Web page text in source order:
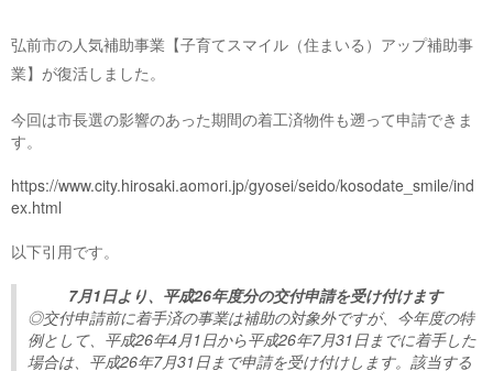
弘前市の人気補助事業【子育てスマイル（住まいる）アップ補助事
業】が復活しました。
今回は市長選の影響のあった期間の着工済物件も遡って申請できま
す。
https://www.city.hirosaki.aomori.jp/gyosei/seido/kosodate_smile/ind
ex.html
以下引用です。
7月1日より、平成26年度分の交付申請を受け付けます
◎交付申請前に着手済の事業は補助の対象外ですが、今年度の特
例として、平成26年4月1日から平成26年7月31日までに着手した
場合は、平成26年7月31日まで申請を受け付けします。該当する